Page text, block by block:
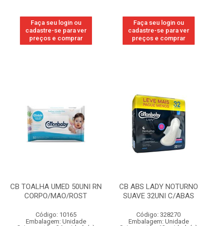
Faça seu login ou
cadastre-se para ver
preços e comprar
Faça seu login ou
cadastre-se para ver
preços e comprar
CB TOALHA UMED 50UNI RN
CORPO/MAO/ROST
Código: 10165
Embalagem: Unidade
CB ABS LADY NOTURNO
SUAVE 32UNI C/ABAS
Código: 328270
Embalagem: Unidade